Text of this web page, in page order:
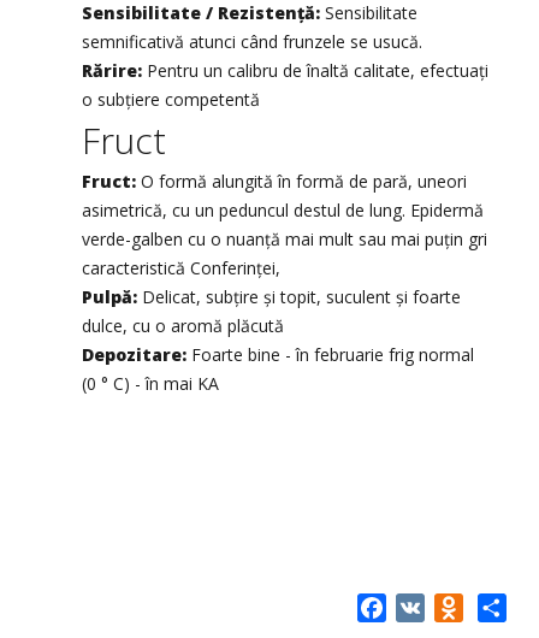
Sensibilitate / Rezistență: Sensibilitate
semnificativă atunci când frunzele se usucă.
Rărire: Pentru un calibru de înaltă calitate, efectuați
o subțiere competentă
Fruct
Fruct: O formă alungită în formă de pară, uneori
asimetrică, cu un peduncul destul de lung. Epidermă
verde-galben cu o nuanță mai mult sau mai puțin gri
caracteristică Conferinței,
Pulpă: Delicat, subțire și topit, suculent și foarte
dulce, cu o aromă plăcută
Depozitare: Foarte bine - în februarie frig normal
(0 ° C) - în mai KA
Facebook
VK